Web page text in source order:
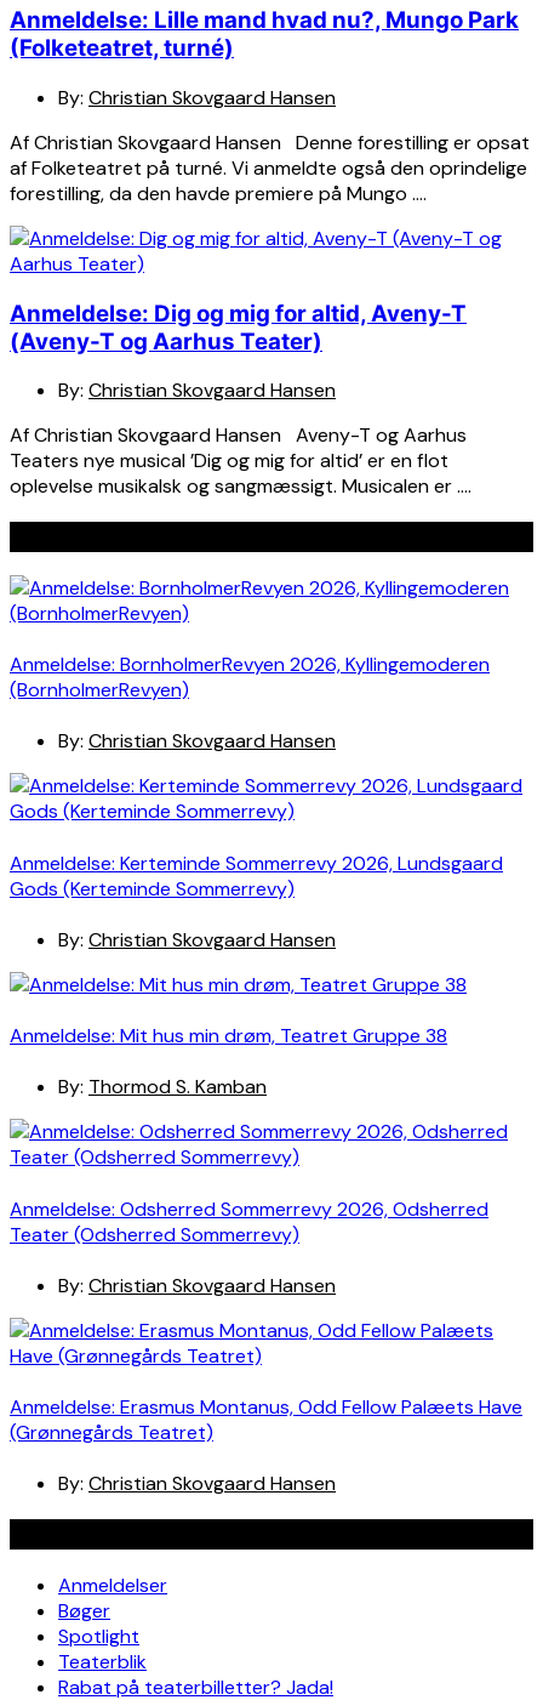
Anmeldelse: Lille mand hvad nu?, Mungo Park
(Folketeatret, turné)
By: Christian Skovgaard Hansen
Af Christian Skovgaard Hansen Denne forestilling er opsat
af Folketeatret på turné. Vi anmeldte også den oprindelige
forestilling, da den havde premiere på Mungo ….
Anmeldelse: Dig og mig for altid, Aveny-T
(Aveny-T og Aarhus Teater)
By: Christian Skovgaard Hansen
Af Christian Skovgaard Hansen Aveny-T og Aarhus
Teaters nye musical ’Dig og mig for altid’ er en flot
oplevelse musikalsk og sangmæssigt. Musicalen er ….
Anmeldelse: BornholmerRevyen 2026, Kyllingemoderen
(BornholmerRevyen)
By: Christian Skovgaard Hansen
Anmeldelse: Kerteminde Sommerrevy 2026, Lundsgaard
Gods (Kerteminde Sommerrevy)
By: Christian Skovgaard Hansen
Anmeldelse: Mit hus min drøm, Teatret Gruppe 38
By: Thormod S. Kamban
Anmeldelse: Odsherred Sommerrevy 2026, Odsherred
Teater (Odsherred Sommerrevy)
By: Christian Skovgaard Hansen
Anmeldelse: Erasmus Montanus, Odd Fellow Palæets Have
(Grønnegårds Teatret)
By: Christian Skovgaard Hansen
Anmeldelser
Bøger
Spotlight
Teaterblik
Rabat på teaterbilletter? Jada!